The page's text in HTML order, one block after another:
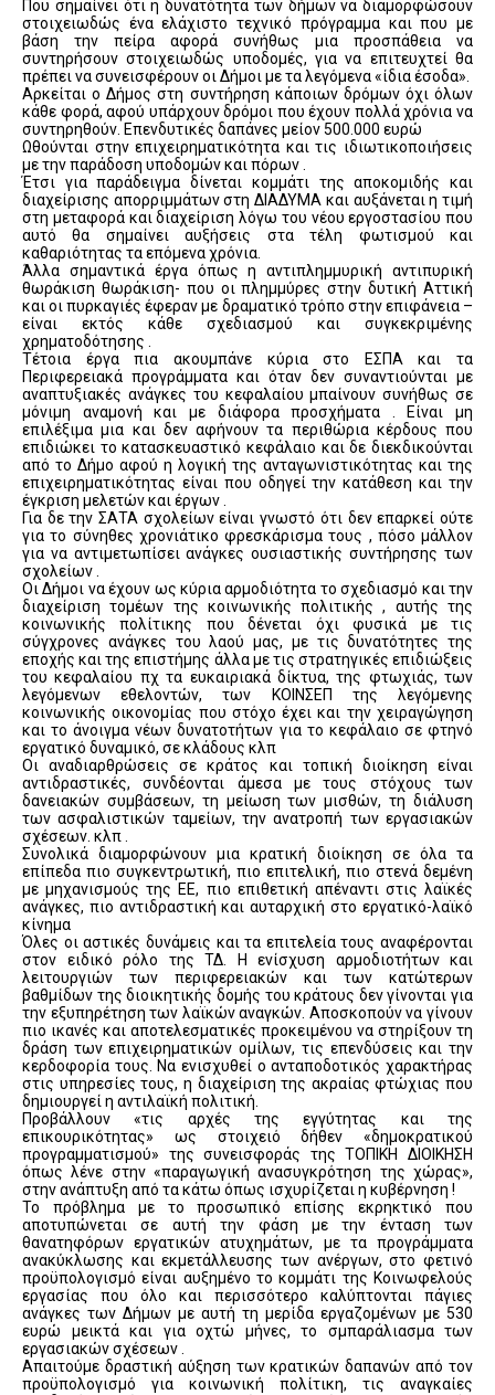
Που σημαίνει ότι η δυνατότητα των δήμων να διαμορφώσουν
στοιχειωδώς ένα ελάχιστο τεχνικό πρόγραμμα και που με
βάση την πείρα αφορά συνήθως μια προσπάθεια να
συντηρήσουν στοιχειωδώς υποδομές, για να επιτευχτεί θα
πρέπει να συνεισφέρουν οι Δήμοι με τα λεγόμενα «ίδια έσοδα».
Αρκείται ο Δήμος στη συντήρηση κάποιων δρόμων όχι όλων
κάθε φορά, αφού υπάρχουν δρόμοι που έχουν πολλά χρόνια να
συντηρηθούν. Επενδυτικές δαπάνες μείον 500.000 ευρώ
Ωθούνται στην επιχειρηματικότητα και τις ιδιωτικοποιήσεις
με την παράδοση υποδομών και πόρων .
Έτσι για παράδειγμα δίνεται κομμάτι της αποκομιδής και
διαχείρισης απορριμμάτων στη ΔΙΑΔΥΜΑ και αυξάνεται η τιμή
στη μεταφορά και διαχείριση λόγω του νέου εργοστασίου που
αυτό θα σημαίνει αυξήσεις στα τέλη φωτισμού και
καθαριότητας τα επόμενα χρόνια.
Άλλα σημαντικά έργα όπως η αντιπλημμυρική αντιπυρική
θωράκιση θωράκιση- που οι πλημμύρες στην δυτική Αττική
και οι πυρκαγιές έφεραν με δραματικό τρόπο στην επιφάνεια –
είναι εκτός κάθε σχεδιασμού και συγκεκριμένης
χρηματοδότησης .
Τέτοια έργα πια ακουμπάνε κύρια στο ΕΣΠΑ και τα
Περιφερειακά προγράμματα και όταν δεν συναντιούνται με
αναπτυξιακές ανάγκες του κεφαλαίου μπαίνουν συνήθως σε
μόνιμη αναμονή και με διάφορα προσχήματα . Είναι μη
επιλέξιμα μια και δεν αφήνουν τα περιθώρια κέρδους που
επιδιώκει το κατασκευαστικό κεφάλαιο και δε διεκδικούνται
από το Δήμο αφού η λογική της ανταγωνιστικότητας και της
επιχειρηματικότητας είναι που οδηγεί την κατάθεση και την
έγκριση μελετών και έργων .
Για δε την ΣΑΤΑ σχολείων είναι γνωστό ότι δεν επαρκεί ούτε
για το σύνηθες χρονιάτικο φρεσκάρισμα τους , πόσο μάλλον
για να αντιμετωπίσει ανάγκες ουσιαστικής συντήρησης των
σχολείων .
Οι Δήμοι να έχουν ως κύρια αρμοδιότητα το σχεδιασμό και την
διαχείριση τομέων της κοινωνικής πολιτικής , αυτής της
κοινωνικής πολίτικης που δένεται όχι φυσικά με τις
σύγχρονες ανάγκες του λαού μας, με τις δυνατότητες της
εποχής και της επιστήμης άλλα με τις στρατηγικές επιδιώξεις
του κεφαλαίου πχ τα ευκαιριακά δίκτυα, της φτωχιάς, των
λεγόμενων εθελοντών, των ΚΟΙΝΣΕΠ της λεγόμενης
κοινωνικής οικονομίας που στόχο έχει και την χειραγώγηση
και το άνοιγμα νέων δυνατοτήτων για το κεφάλαιο σε φτηνό
εργατικό δυναμικό, σε κλάδους κλπ
Οι αναδιαρθρώσεις σε κράτος και τοπική διοίκηση είναι
αντιδραστικές, συνδέονται άμεσα με τους στόχους των
δανειακών συμβάσεων, τη μείωση των μισθών, τη διάλυση
των ασφαλιστικών ταμείων, την ανατροπή των εργασιακών
σχέσεων. κλπ .
Συνολικά διαμορφώνουν μια κρατική διοίκηση σε όλα τα
επίπεδα πιο συγκεντρωτική, πιο επιτελική, πιο στενά δεμένη
με μηχανισμούς της ΕΕ, πιο επιθετική απέναντι στις λαϊκές
ανάγκες, πιο αντιδραστική και αυταρχική στο εργατικό-λαϊκό
κίνημα
Όλες οι αστικές δυνάμεις και τα επιτελεία τους αναφέρονται
στον ειδικό ρόλο της ΤΔ. Η ενίσχυση αρμοδιοτήτων και
λειτουργιών των περιφερειακών και των κατώτερων
βαθμίδων της διοικητικής δομής του κράτους δεν γίνονται για
την εξυπηρέτηση των λαϊκών αναγκών. Αποσκοπούν να γίνουν
πιο ικανές και αποτελεσματικές προκειμένου να στηρίξουν τη
δράση των επιχειρηματικών ομίλων, τις επενδύσεις και την
κερδοφορία τους. Να ενισχυθεί ο ανταποδοτικός χαρακτήρας
στις υπηρεσίες τους, η διαχείριση της ακραίας φτώχιας που
δημιουργεί η αντιλαϊκή πολιτική.
Προβάλλουν «τις αρχές της εγγύτητας και της
επικουρικότητας» ως στοιχειό δήθεν «δημοκρατικού
προγραμματισμού» της συνεισφοράς της ΤΟΠΙΚΗ ΔΙΟΙΚΗΣΗ
όπως λένε στην «παραγωγική ανασυγκρότηση της χώρας»,
στην ανάπτυξη από τα κάτω όπως ισχυρίζεται η κυβέρνηση !
Το πρόβλημα με το προσωπικό επίσης εκρηκτικό που
αποτυπώνεται σε αυτή την φάση με την ένταση των
θανατηφόρων εργατικών ατυχημάτων, με τα προγράμματα
ανακύκλωσης και εκμετάλλευσης των ανέργων, στο φετινό
προϋπολογισμό είναι αυξημένο το κομμάτι της Κοινωφελούς
εργασίας που όλο και περισσότερο καλύπτονται πάγιες
ανάγκες των Δήμων με αυτή τη μερίδα εργαζομένων με 530
ευρώ μεικτά και για οχτώ μήνες, το σμπαράλιασμα των
εργασιακών σχέσεων .
Απαιτούμε δραστική αύξηση των κρατικών δαπανών από τον
προϋπολογισμό για κοινωνική πολίτικη, τις αναγκαίες